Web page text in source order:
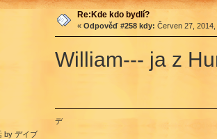
by デイブ
Re:Kde kdo bydlí?
« Odpověď #258 kdy: Červen 27,
William--- ja z
デ